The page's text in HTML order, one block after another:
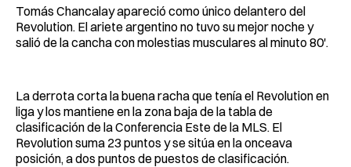
Tomás Chancalay apareció como único delantero del
Revolution. El ariete argentino no tuvo su mejor noche y
salió de la cancha con molestias musculares al minuto 80'.
La derrota corta la buena racha que tenía el Revolution en
liga y los mantiene en la zona baja de la tabla de
clasificación de la Conferencia Este de la MLS. El
Revolution suma 23 puntos y se sitúa en la onceava
posición, a dos puntos de puestos de clasificación.